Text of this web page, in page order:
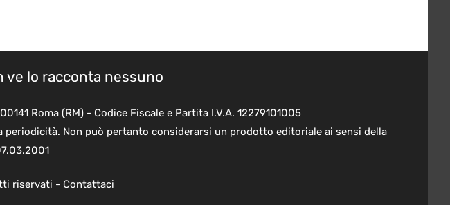
ve lo racconta nessuno
Roma (RM) - Codice Fiscale e Partita I.V.A. 12279101005
Non può pertanto considerarsi un prodotto editoriale ai sensi della
riservati - Contattaci